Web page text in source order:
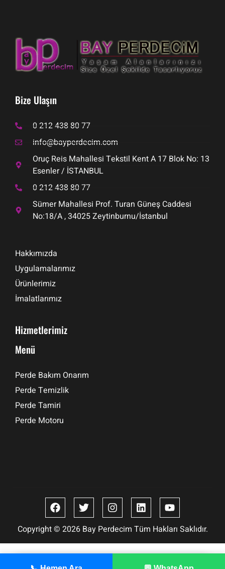
İmalatçısından WhatsApp ile Fiyat Al
Bize Ulaşın
0 212 438 80 77
info@bayperdecim.com
Oruç Reis Mahallesi Tekstil Kent A 17 Blok No: 13
Esenler / İSTANBUL
0 212 438 80 77
Sümer Mahallesi Prof. Turan Güneş Caddesi
No:18/A , 34025 Zeytinburnu/İstanbul
Hakkımızda
Uygulamalarımız
Ürünlerimiz
İmalatlarımız
Hizmetlerimiz
Menü
Perde Bakım Onarım
Perde Temizlik
Perde Tamiri
Perde Motoru
Copyright © 2026 Bay Perdecim Tüm Hakları Saklıdır.